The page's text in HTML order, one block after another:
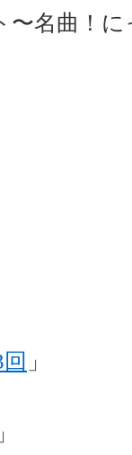
〜名曲！
」
」